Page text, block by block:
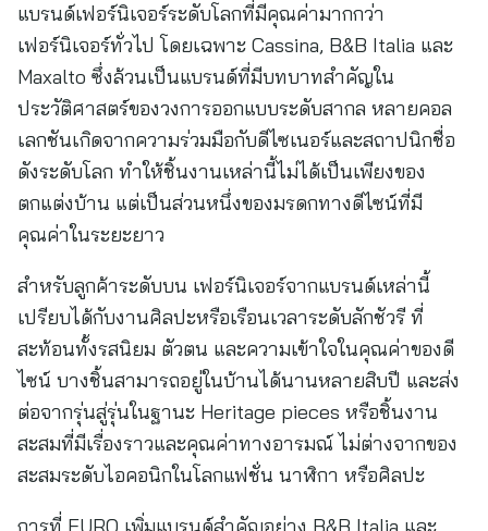
แบรนด์เฟอร์นิเจอร์ระดับโลกที่มีคุณค่ามากกว่า
เฟอร์นิเจอร์ทั่วไป โดยเฉพาะ Cassina, B&B Italia และ
Maxalto ซึ่งล้วนเป็นแบรนด์ที่มีบทบาทสำคัญใน
ประวัติศาสตร์ของวงการออกแบบระดับสากล หลายคอล
เลกชันเกิดจากความร่วมมือกับดีไซเนอร์และสถาปนิกชื่อ
ดังระดับโลก ทำให้ชิ้นงานเหล่านี้ไม่ได้เป็นเพียงของ
ตกแต่งบ้าน แต่เป็นส่วนหนึ่งของมรดกทางดีไซน์ที่มี
คุณค่าในระยะยาว
สำหรับลูกค้าระดับบน เฟอร์นิเจอร์จากแบรนด์เหล่านี้
เปรียบได้กับงานศิลปะหรือเรือนเวลาระดับลักชัวรี ที่
สะท้อนทั้งรสนิยม ตัวตน และความเข้าใจในคุณค่าของดี
ไซน์ บางชิ้นสามารถอยู่ในบ้านได้นานหลายสิบปี และส่ง
ต่อจากรุ่นสู่รุ่นในฐานะ Heritage pieces หรือชิ้นงาน
สะสมที่มีเรื่องราวและคุณค่าทางอารมณ์ ไม่ต่างจากของ
สะสมระดับไอคอนิกในโลกแฟชั่น นาฬิกา หรือศิลปะ